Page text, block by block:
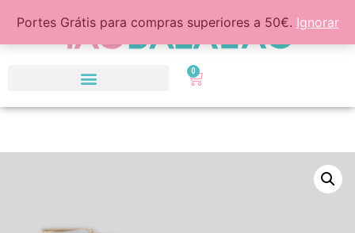
Portes Grátis para compras superiores a 50€. Ignorar
0